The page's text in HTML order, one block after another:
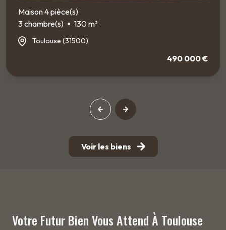
Maison 4 pièce(s)
3 chambre(s)
130 m²
Toulouse (31500)
490 000 €
Voir les biens
Votre Futur Bien Vous Attend À Toulouse